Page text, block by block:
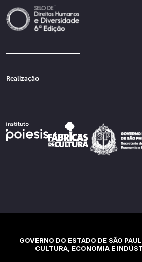
Realização
GOVERNO DO ESTADO DE SÃO
CULTURA, ECONOMIA E